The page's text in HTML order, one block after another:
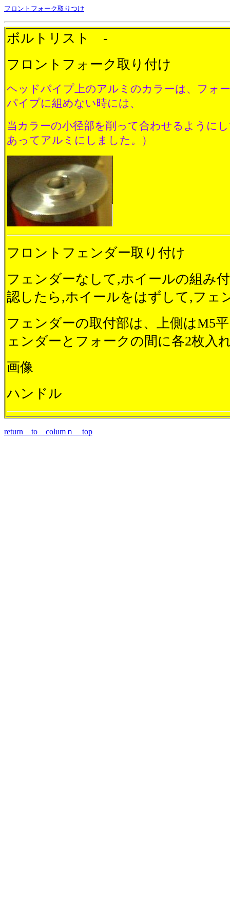
フロントフォーク取りつけ
ボルトリスト -
フロントフォーク取り付け
ヘッドパイプ上のアルミのカラーは、フォ
パイプに組めない時には、
当カラーの小径部を削って合わせるように
あってアルミにしました。）
フロントフェンダー取り付け
フェンダーなして,ホイールの組み
認したら,ホイールをはずして,フェ
フェンダーの取付部は、上側はM5
ェンダーとフォークの間に各2枚入
画像
ハンドル
return to columｎ top